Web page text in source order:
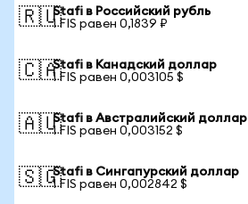
🇷🇺Stafi в Российский рубль
1 FIS равен 0,1839 ₽
🇨🇦Stafi в Канадский доллар
1 FIS равен 0,003105 $
🇦🇺Stafi в Австралийский доллар
1 FIS равен 0,003152 $
🇸🇬Stafi в Сингапурский доллар
1 FIS равен 0,002842 $